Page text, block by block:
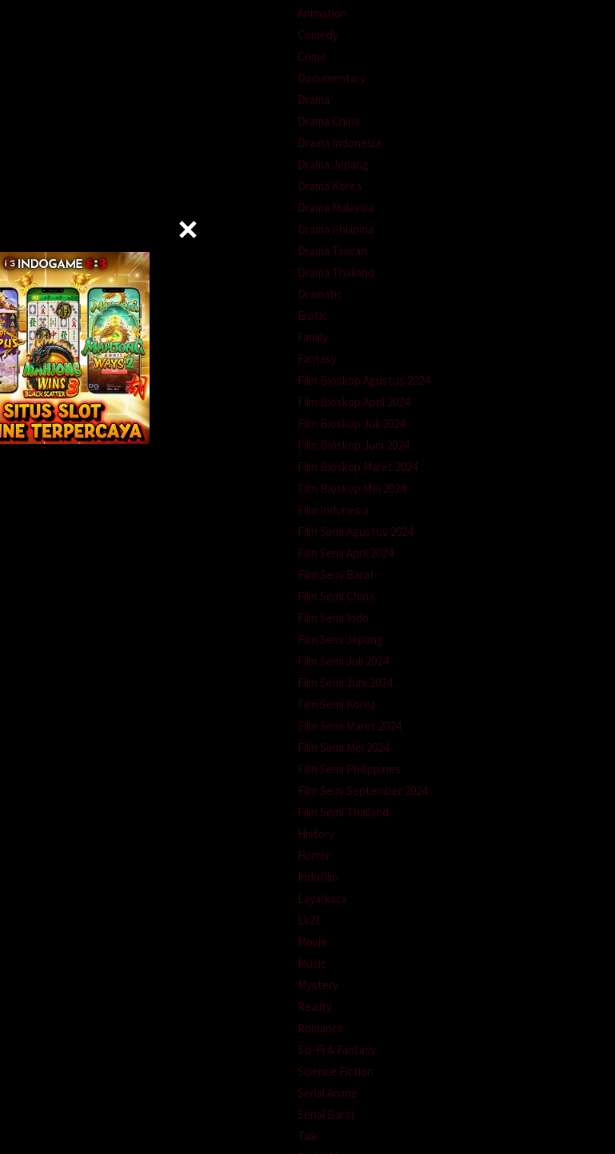
Animation
Comedy
Crime
Documentary
Drama
Drama China
Drama Indonesia
Drama Jepang
Drama Korea
Drama Malaysia
Drama Philipina
Drama Taiwan
Drama Thailand
Dramatic
Erotic
Family
Fantasy
Film Bioskop Agustus 2024
Film Bioskop April 2024
Film Bioskop Juli 2024
Film Bioskop Juni 2024
Film Bioskop Maret 2024
Film Bioskop Mei 2024
Film Indonesia
Film Semi Agustus 2024
Film Semi April 2024
Film Semi Barat
Film Semi China
Film Semi Indo
Film Semi Jepang
Film Semi Juli 2024
Film Semi Juni 2024
Film Semi Korea
Film Semi Maret 2024
Film Semi Mei 2024
Film Semi Philippines
Film Semi September 2024
Film Semi Thailand
History
Horror
Indofilm
Layarkaca
Lk21
Movie
Music
Mystery
Reality
Romance
Sci-Fi & Fantasy
Science Fiction
Serial Anime
Serial Barat
Talk